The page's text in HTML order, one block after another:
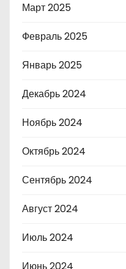
Март 2025
Февраль 2025
Январь 2025
Декабрь 2024
Ноябрь 2024
Октябрь 2024
Сентябрь 2024
Август 2024
Июль 2024